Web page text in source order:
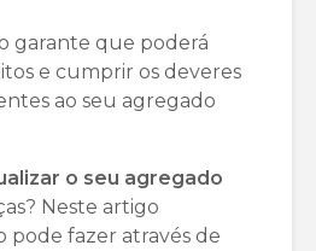
garante que poderá
e cumprir os deveres
ao seu agregado
o seu agregado
Neste artigo
pode fazer através de